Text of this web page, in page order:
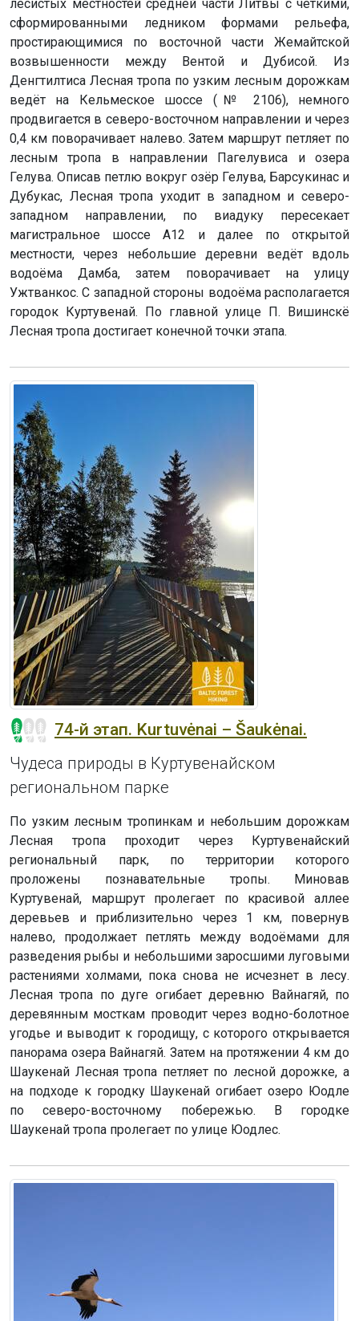
лесистых местностей средней части Литвы с чёткими,
сформированными ледником формами рельефа,
простирающимися по восточной части Жемайтской
возвышенности между Вентой и Дубисой. Из
Денгтилтиса Лесная тропа по узким лесным дорожкам
ведёт на Кельмеское шоссе (№ 2106), немного
продвигается в северо-восточном направлении и через
0,4 км поворачивает налево. Затем маршрут петляет по
лесным тропа в направлении Пагелувиса и озера
Гелува. Описав петлю вокруг озёр Гелува, Барсукинас и
Дубукас, Лесная тропа уходит в западном и северо-
западном направлении, по виадуку пересекает
магистральное шоссе А12 и далее по открытой
местности, через небольшие деревни ведёт вдоль
водоёма Дамба, затем поворачивает на улицу
Ужтванкос. С западной стороны водоёма располагается
городок Куртувенай. По главной улице П. Вишинскё
Лесная тропа достигает конечной точки этапа.
74-й этап. Kurtuvėnai – Šaukėnai.
Чудеса природы в Куртувенайском
региональном парке
По узким лесным тропинкам и небольшим дорожкам
Лесная тропа проходит через Куртувенайский
региональный парк, по территории которого
проложены познавательные тропы. Миновав
Куртувенай, маршрут пролегает по красивой аллее
деревьев и приблизительно через 1 км, повернув
налево, продолжает петлять между водоёмами для
разведения рыбы и небольшими заросшими луговыми
растениями холмами, пока снова не исчезнет в лесу.
Лесная тропа по дуге огибает деревню Вайнагяй, по
деревянным мосткам проводит через водно-болотное
угодье и выводит к городищу, с которого открывается
панорама озера Вайнагяй. Затем на протяжении 4 км до
Шаукенай Лесная тропа петляет по лесной дорожке, а
на подходе к городку Шаукенай огибает озеро Юодле
по северо-восточному побережью. В городке
Шаукенай тропа пролегает по улице Юодлес.